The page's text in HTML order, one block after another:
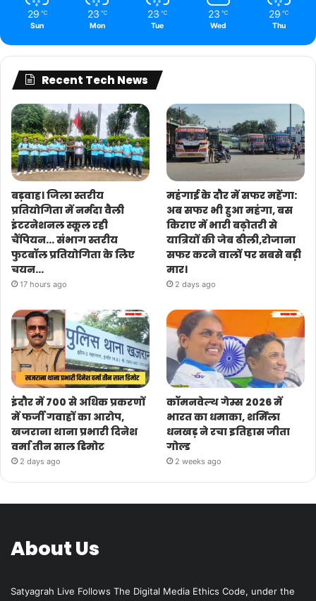
29 ℃
Sun
23 ℃
Mon
23 ℃
Tue
23 ℃
Wed
29 ℃
Thu
Recent Tech News
बड़वाह। जिला स्तरीय
प्रतियोगिता में नर्मदा वैली
इंटरनेशनल स्कूल रही
चैंपियन… संभाग स्तरीय
फुटबॉल प्रतियोगिता के लिए
चयन…
17 hours ago
महंगाई के दौर में सफर महेंगा:
अब सफर भी हुआ महंगा, बस
किराए में भारी बढ़ोतरी से
यात्रियों की जेब ढीली,रोजाना
सफर करने वालों पर सबसे बड़ी
मार।
2 days ago
इंदौर में 700 से अधिक प्रकरणों
में फर्जी गवाहों का आरोप,
खजराना थाना प्रभारी दिनेश
वर्मा तीन साल डिमोट
2 days ago
कॉमनवेल्थ गेम्स 2026 में
भारत का धमाका, शर्मिला
धनखड़ ने रचा इतिहास जीता
गोल्ड
2 weeks ago
About Us
Satyagrah Live Follows The Digital Media Ethics Code, under the